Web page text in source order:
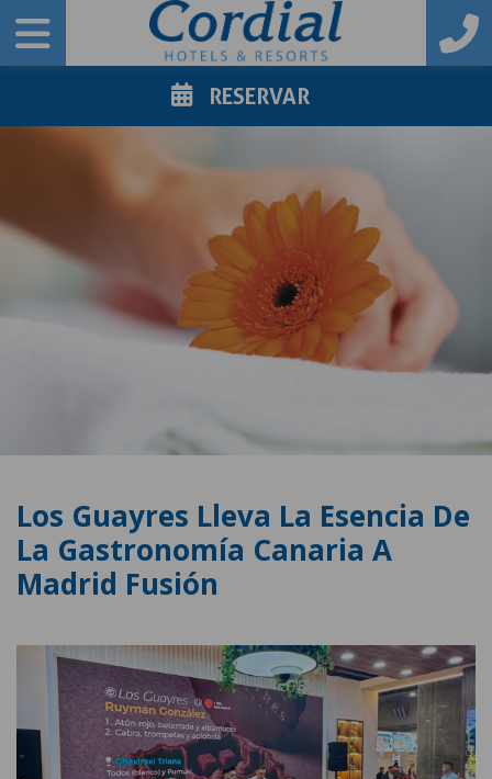
RESERVAR
Los Guayres Lleva La Esencia De
La Gastronomía Canaria A
Madrid Fusión